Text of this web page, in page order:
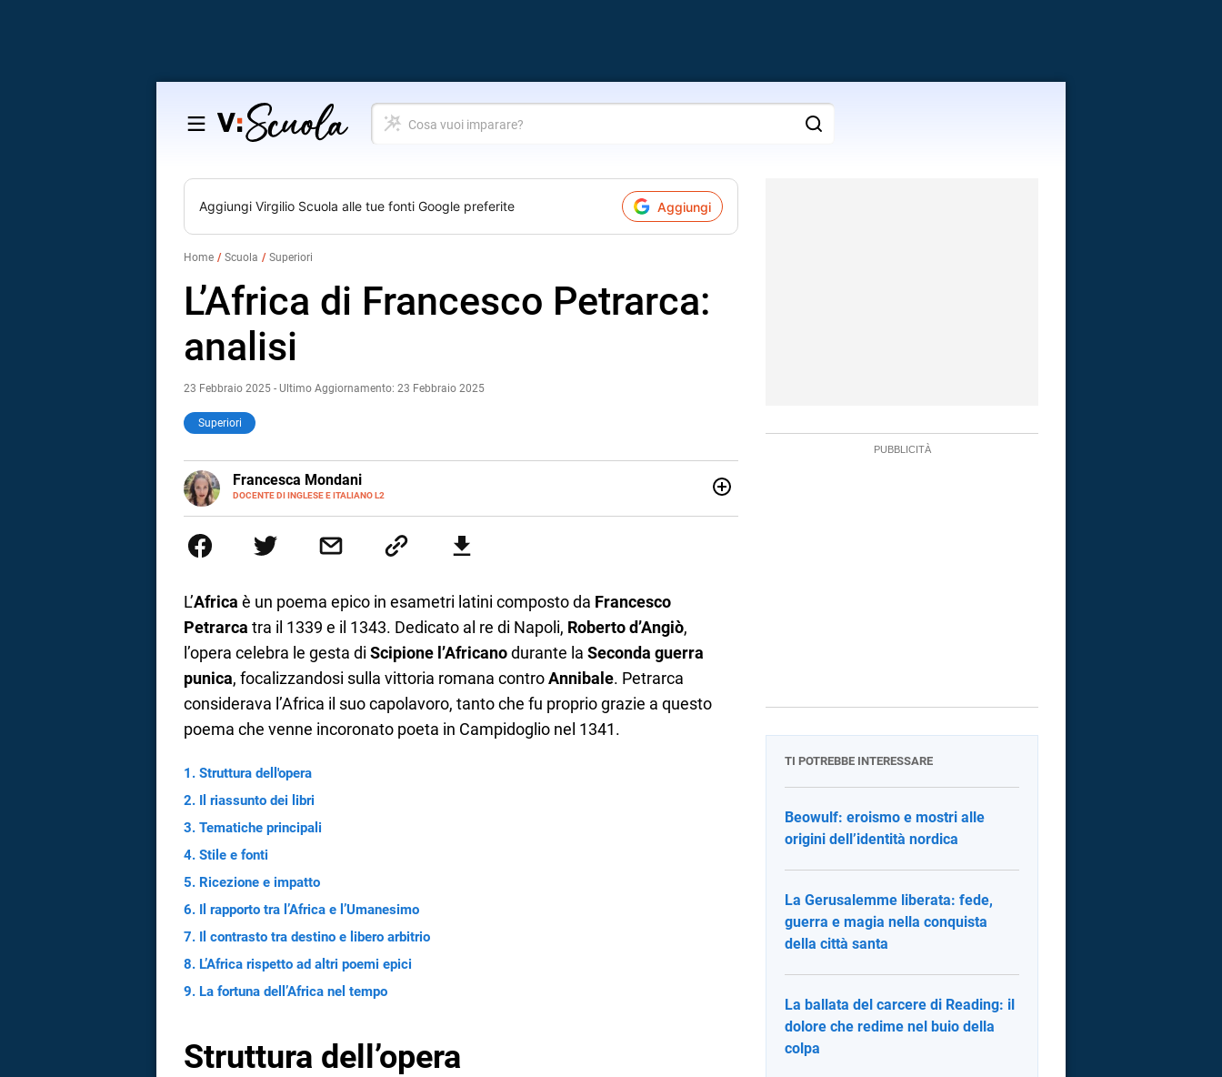
Salta
contenuto
Cosa
vuoi
Aggiungi Virgilio Scuola alle tue fonti Google preferite Aggiungi
Home Scuola Superiori
L’Africa di Francesco Petrarca:
analisi
23 Febbraio 2025 - Ultimo Aggiornamento: 23 Febbraio 2025
Superiori
Francesca Mondani
DOCENTE DI INGLESE E ITALIANO L2
LINKEDIN
INSTAGRAM
Onsite e contenuti per il web. Amo i saggi storici, la cucina e la mia Honda CBF500. Non ho
L’Africa è un poema epico in esametri latini composto da Francesco
Petrarca tra il 1339 e il 1343. Dedicato al re di Napoli, Roberto d’Angiò,
l’opera celebra le gesta di Scipione l’Africanodurante la Seconda guerra
punica, focalizzandosi sulla vittoria romana controAnnibale. Petrarca
considerava l’Africa il suo capolavoro, tanto che fu proprio grazie a questo
poema che venne incoronato poeta in Campidoglio nel 1341.
Struttura dell'opera
Il riassunto dei libri
Tematiche principali
Stile e fonti
Ricezione e impatto
Il rapporto tra l’Africa e l’Umanesimo
Il contrasto tra destino e libero arbitrio
L’Africa rispetto ad altri poemi epici
La fortuna dell’Africa nel tempo
Struttura dell’opera
TI POTREBBE INTERESSARE
Beowulf: eroismo e mostri alle
origini dell’identità nordica
La Gerusalemme liberata: fede,
guerra e magia nella conquista
della città santa
La ballata del carcere di Reading: il
dolore che redime nel buio della
colpa